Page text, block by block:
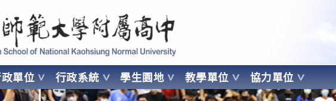
School of National Kaohsiung Normal University
單位 行政系統 學生園地 教學單位 協力單位